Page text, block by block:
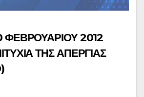
ΦΕΒΡΟΥΑΡΙΟΥ 2012
ΤΗΣ ΑΠΕΡΓΙΑΣ